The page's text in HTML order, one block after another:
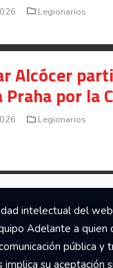
Legionarios
Alcócer
Praha por la
Legionarios
intelectual del
Adelante a quien
pública y
su aceptación